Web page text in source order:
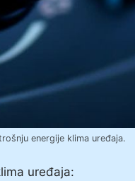
energije klima uređaja.
uređaja: